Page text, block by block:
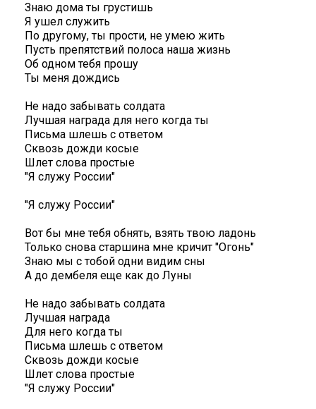
Знаю дома ты грустишь
Я ушел служить
По другому, ты прости, не умею жить
Пусть препятствий полоса наша жизнь
Об одном тебя прошу
Ты меня дождись
Не надо забывать солдата
Лучшая награда для него когда ты
Письма шлешь с ответом
Сквозь дожди косые
Шлет слова простые
"Я служу России"
"Я служу России"
Вот бы мне тебя обнять, взять твою ладонь
Только снова старшина мне кричит "Огонь"
Знаю мы с тобой одни видим сны
А до дембеля еще как до Луны
Не надо забывать солдата
Лучшая награда
Для него когда ты
Письма шлешь с ответом
Сквозь дожди косые
Шлет слова простые
"Я служу России"